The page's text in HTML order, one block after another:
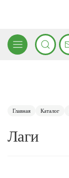
Главная Каталог
Лаги